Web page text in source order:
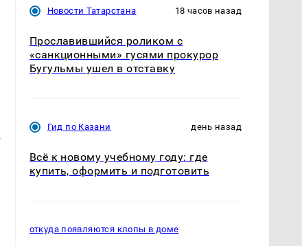
Новости Татарстана 18 часов назад
Прославившийся роликом с
«санкционными» гусями прокурор
Бугульмы ушел в отставку
Гид по Казани день назад
Всё к новому учебному году: где
купить, оформить и подготовить
откуда появляются клопы в доме